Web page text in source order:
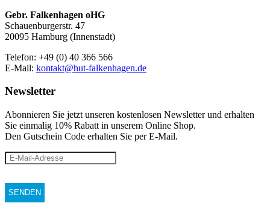
Gebr. Falkenhagen oHG
Schauenburgerstr. 47
20095 Hamburg (Innenstadt)
Telefon: +49 (0) 40 366 566
E-Mail: kontakt@hut-falkenhagen.de
Newsletter
Abonnieren Sie jetzt unseren kostenlosen Newsletter und erhalten
Sie einmalig 10% Rabatt in unserem Online Shop.
Den Gutschein Code erhalten Sie per E-Mail.